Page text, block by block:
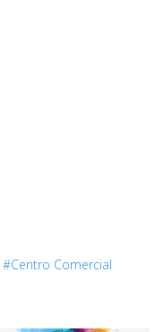
#Centro Comercial